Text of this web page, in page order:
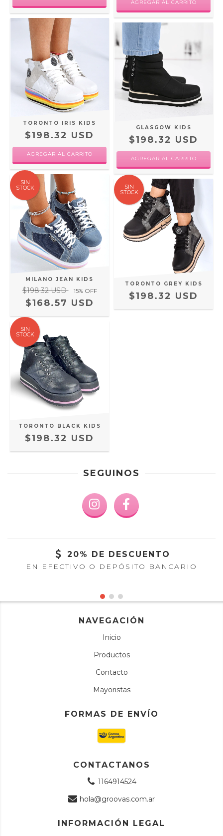
AGREGAR AL CARRITO
TORONTO IRIS KIDS
$198.32 USD
AGREGAR AL CARRITO
GLASGOW KIDS
$198.32 USD
AGREGAR AL CARRITO
SIN
STOCK
MILANO JEAN KIDS
$198.32 USD 15% OFF
$168.57 USD
SIN
STOCK
TORONTO GREY KIDS
$198.32 USD
SIN
STOCK
TORONTO BLACK KIDS
$198.32 USD
SEGUINOS
20% DE DESCUENTO
EN EFECTIVO O DEPÓSITO BANCARIO
NAVEGACIÓN
Inicio
Productos
Contacto
Mayoristas
FORMAS DE ENVÍO
CONTACTANOS
1164914524
hola@groovas.com.ar
INFORMACIÓN LEGAL